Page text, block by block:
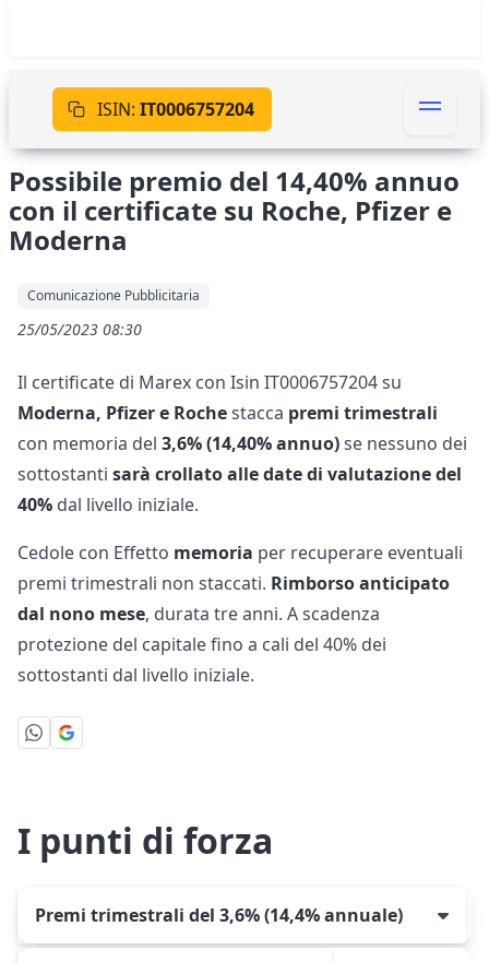
ISIN: IT0006757204
Possibile premio del 14,40% annuo
con il certificate su Roche, Pfizer e
Moderna
Comunicazione Pubblicitaria
25/05/2023 08:30
Il certificate di Marex con Isin IT0006757204 su
Moderna, Pfizer e Rochestacca premi trimestrali
con memoria del 3,6% (14,40% annuo)se nessuno dei
sottostanti sarà crollato alle date di valutazione del
40% dal livello iniziale.
Cedole con Effetto memoria per recuperare eventuali
premi trimestrali non staccati. Rimborso anticipato
dal nono mese, durata tre anni. A scadenza
protezione del capitale fino a cali del 40% dei
sottostanti dal livello iniziale.
I punti di forza
Premi trimestrali del 3,6% (14,4% annuale)